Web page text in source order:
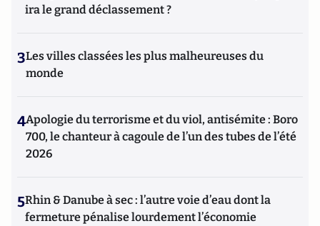
ira le grand déclassement ?
3Les villes classées les plus malheureuses du
monde
4Apologie du terrorisme et du viol, antisémite : Boro
700, le chanteur à cagoule de l’un des tubes de l’été
2026
5Rhin & Danube à sec : l’autre voie d’eau dont la
fermeture pénalise lourdement l’économie